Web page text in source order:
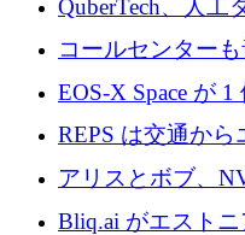
Luxembourg
QuberTech、人工
ゴムを開発する
コールセンター
EOS-X Space が 1
Mistral が Emmi
での完全無人道路
REPS は交通か
を発電所に変える
アリスとボブ、
らの投資でシリー
Bliq.ai がエスト